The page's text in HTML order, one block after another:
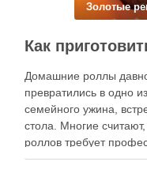
Золотые
Домашние роллы
превратились в одно
семейного ужина,
стола. Многие
роллов требует
специального